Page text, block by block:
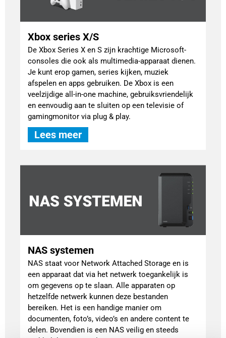
Xbox series X/S
De Xbox Series X en S zijn krachtige Microsoft-
consoles die ook als multimedia-apparaat dienen.
Je kunt erop gamen, series kijken, muziek
afspelen en apps gebruiken. De Xbox is een
veelzijdige all-in-one machine, gebruiksvriendelijk
en eenvoudig aan te sluiten op een televisie of
gamingmonitor via plug & play.
Lees meer
NAS systemen
NAS staat voor Network Attached Storage en is
een apparaat dat via het netwerk toegankelijk is
om gegevens op te slaan. Alle apparaten op
hetzelfde netwerk kunnen deze bestanden
bereiken. Het is een handige manier om
documenten, foto’s, video’s en andere content te
delen. Bovendien is een NAS veilig en steeds